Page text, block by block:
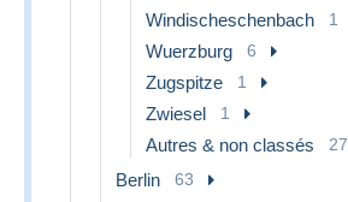
Windischeschenbach 1
Wuerzburg 6
Zugspitze 1
Zwiesel 1
Autres & non classés 27
Berlin 63